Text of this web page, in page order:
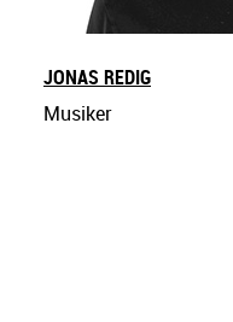
JONAS REDIG
Musiker